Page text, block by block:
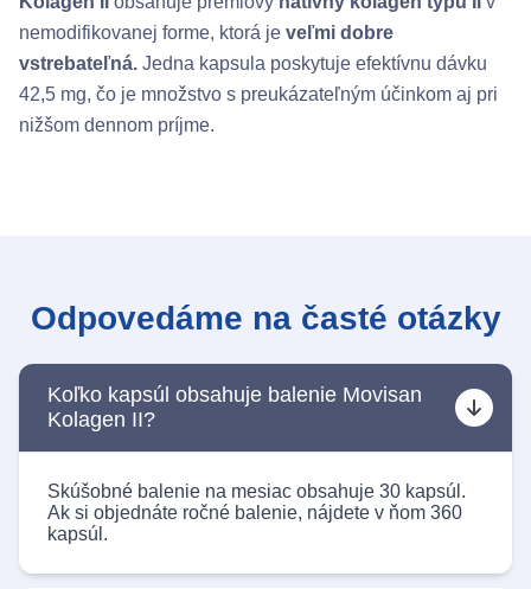
nemodifikovanej forme, ktorá je veľmi dobre
vstrebateľná. Jedna kapsula poskytuje efektívnu dávku
42,5 mg, čo je množstvo s preukázateľným účinkom aj pri
nižšom dennom príjme.
Odpovedáme na časté otázky
Koľko kapsúl obsahuje balenie Movisan
Kolagen II?
Skúšobné balenie na mesiac obsahuje 30 kapsúl.
Ak si objednáte ročné balenie, nájdete v ňom 360
kapsúl.